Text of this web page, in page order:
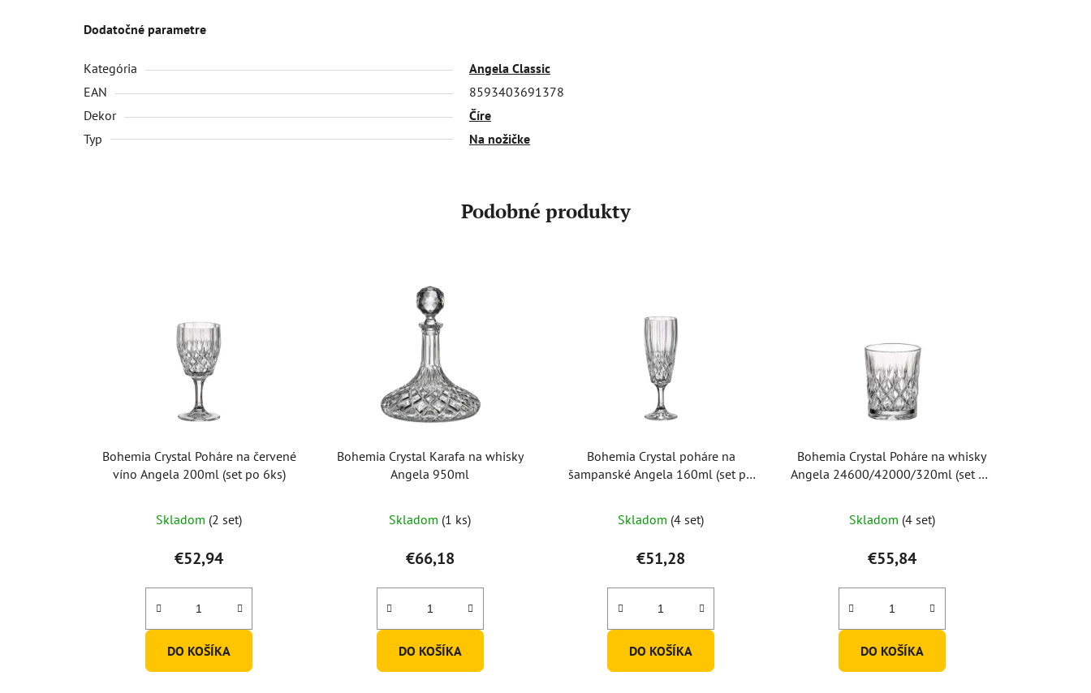
Dodatočné parametre
Kategória
Angela Classic
EAN
8593403691378
Dekor
Číre
Typ
Na nožičke
Podobné produkty
Bohemia Crystal Poháre na červené
víno Angela 200ml (set po 6ks)
Skladom (2 set)
€52,94
DO KOŠÍKA
Bohemia Crystal Karafa na whisky
Angela 950ml
Skladom (1 ks)
€66,18
DO KOŠÍKA
Bohemia Crystal poháre na
šampanské Angela 160ml (set po
Skladom (4 set)
€51,28
DO KOŠÍKA
Bohemia Crystal Poháre na whisky
Angela 24600/42000/320ml (set po
Skladom (4 set)
€55,84
DO KOŠÍKA